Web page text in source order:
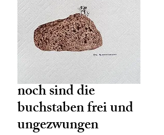
noch sind die
buchstaben frei und
ungezwungen